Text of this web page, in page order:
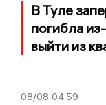
В Туле
погибла
выйти из
08/08 04:59